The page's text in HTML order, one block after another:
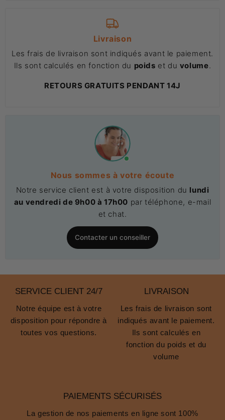
Livraison
Les frais de livraison sont indiqués avant le paiement.
Ils sont calculés en fonction du poids et du volume.
RETOURS GRATUITS PENDANT 14J
Nous sommes à votre écoute
Notre service client est à votre disposition du lundi
au vendredi de 9h00 à 17h00 par téléphone, e-mail
et chat.
Contacter un conseiller
SERVICE CLIENT 24/7
Notre équipe est à votre
disposition pour répondre à
toutes vos questions.
LIVRAISON
Les frais de livraison sont
indiqués avant le paiement.
Ils sont calculés en
fonction du poids et du
volume
PAIEMENTS SÉCURISÉS
La gestion de nos paiements en ligne sont 100%